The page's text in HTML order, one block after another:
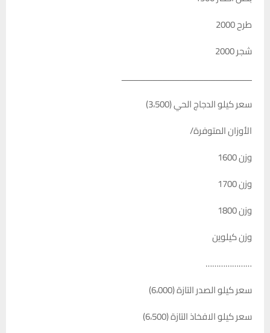
طرح 2000
شجر 2000
ــــــــــــــــــــــــــــــــــــــــــــــــــــــ
سعر كيلو الدجاج الحي (3،500)
الأوزان المتوفرة/
وزن 1600
وزن 1700
وزن 1800
وزن كيلوين
…………………
سعر كيلو الصدر التازة (6،000)
سعر كيلو الافخاذ التازة (6،500)